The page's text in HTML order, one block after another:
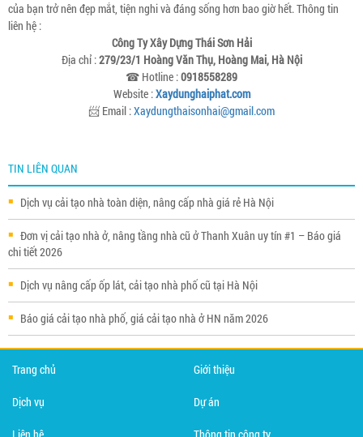
của bạn trở nên đẹp mắt, tiện nghi và đáng sống hơn bao giờ hết. Thông tin
liên hệ :
Công Ty Xây Dựng Thái Sơn Hải
Địa chỉ :279/23/1 Hoàng Văn Thụ, Hoàng Mai, Hà Nội
☎ Hotline :0918558289
Website :Xaydunghaiphat.com
📨 Email :Xaydungthaisonhai@gmail.com
TIN LIÊN QUAN
Dịch vụ cải tạo nhà toàn diện, nâng cấp nhà giá rẻ Hà Nội
Đơn vị cải tạo nhà ở, nâng tầng nhà cũ ở Thanh Xuân uy tín #1 – Báo giá
chi tiết 2026
Dịch vụ nâng cấp ốp lát, cải tạo nhà phố cũ tại Hà Nội
Báo giá cải tạo nhà phố, giá cải tạo nhà ở HN năm 2026
Trang chủ Giới thiệu
Dịch vụ Dự án